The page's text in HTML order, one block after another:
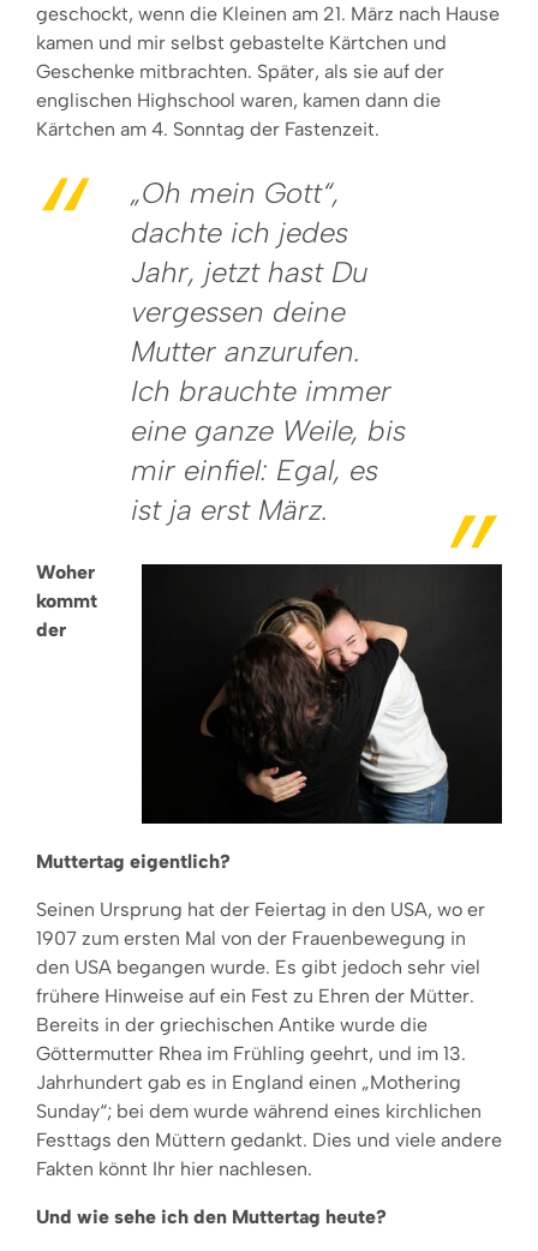
geschockt, wenn die Kleinen am 21. März nach Hause
kamen und mir selbst gebastelte Kärtchen und
Geschenke mitbrachten. Später, als sie auf der
englischen Highschool waren, kamen dann die
Kärtchen am 4. Sonntag der Fastenzeit.
„Oh mein Gott“,
dachte ich jedes
Jahr, jetzt hast Du
vergessen deine
Mutter anzurufen.
Ich brauchte immer
eine ganze Weile, bis
mir einfiel: Egal, es
ist ja erst März.
Woher
kommt
der
Muttertag eigentlich?
Seinen Ursprung hat der Feiertag in den USA, wo er
1907 zum ersten Mal von der Frauenbewegung in
den USA begangen wurde. Es gibt jedoch sehr viel
frühere Hinweise auf ein Fest zu Ehren der Mütter.
Bereits in der griechischen Antike wurde die
Göttermutter Rhea im Frühling geehrt, und im 13.
Jahrhundert gab es in England einen „Mothering
Sunday“; bei dem wurde während eines kirchlichen
Festtags den Müttern gedankt. Dies und viele andere
Fakten könnt Ihr hier nachlesen.
Und wie sehe ich den Muttertag heute?